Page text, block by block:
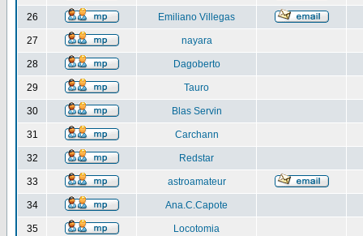
26 Emiliano Villegas
27 nayara
28 Dagoberto
29 Tauro
30 Blas Servin
31 Carchann
32 Redstar
33 astroamateur
34 Ana.C.Capote
35 Locotomia